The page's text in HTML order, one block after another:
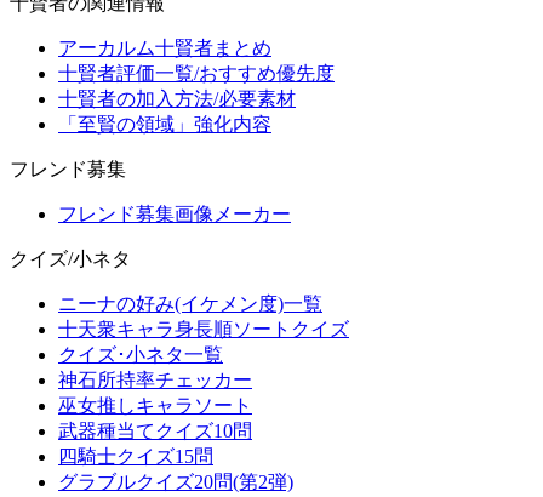
アーカルム十賢者まとめ
十賢者評価一覧/おすすめ優先度
十賢者の加入方法/必要素材
「至賢の領域」強化内容
フレンド募集
フレンド募集画像メーカー
クイズ/小ネタ
ニーナの好み(イケメン度)一覧
十天衆キャラ身長順ソートクイズ
クイズ･小ネタ一覧
神石所持率チェッカー
巫女推しキャラソート
武器種当てクイズ10問
四騎士クイズ15問
グラブルクイズ20問(第2弾)